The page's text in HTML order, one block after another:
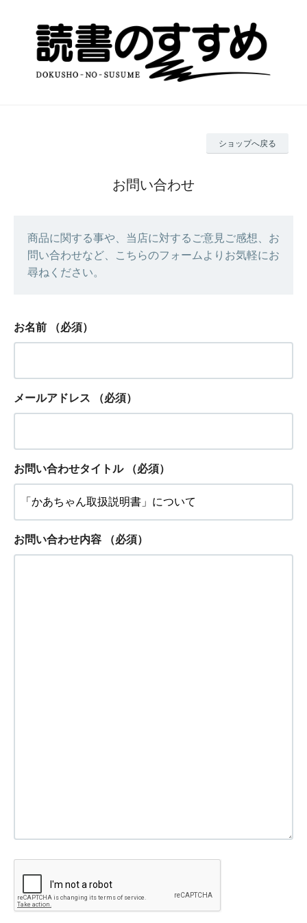
ショップへ戻る
お問い合わせ
商品に関する事や、当店に対するご意見ご感想、お
問い合わせなど、こちらのフォームよりお気軽にお
尋ねください。
お名前 （必須）
メールアドレス （必須）
お問い合わせタイトル （必須）
お問い合わせ内容 （必須）